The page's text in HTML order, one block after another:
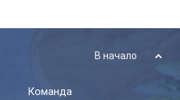
В начало
Команда